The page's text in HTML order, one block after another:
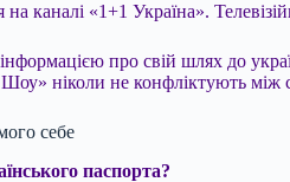
каналі «1+1 Україна».
про свій шлях до
ніколи не конфліктують між
себе
паспорта?